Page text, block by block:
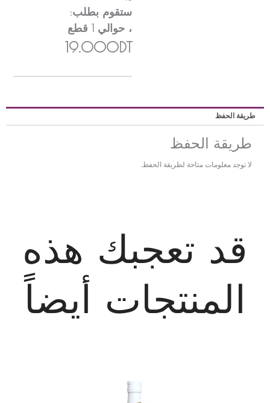
ستقوم بطلب:
، حوالي1قطع
19.000DT
طريقة الحفظ
طريقة الحفظ
لا توجد معلومات متاحة لطريقة الحفظ.
قد تعجبك هذه
المنتجات أيضاً